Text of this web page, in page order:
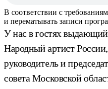
В соответствии с
и перематывать записи
У нас в гостях
Народный артист
руководитель и
совета Московской